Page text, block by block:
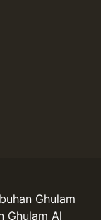
Ghulam
Ghulam Al